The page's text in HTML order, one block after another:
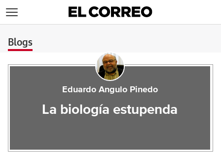
Blogs
Eduardo Angulo Pinedo
La biología estupenda